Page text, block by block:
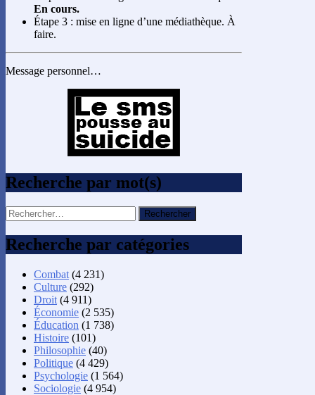
En cours.
Étape 3 : mise en ligne d’une médiathèque. À
faire.
Message personnel…
Recherche par mot(s)
Rechercher :
Recherche par catégories
Combat (4 231)
Culture (292)
Droit (4 911)
Économie (2 535)
Éducation (1 738)
Histoire (101)
Philosophie (40)
Politique (4 429)
Psychologie (1 564)
Sociologie (4 954)